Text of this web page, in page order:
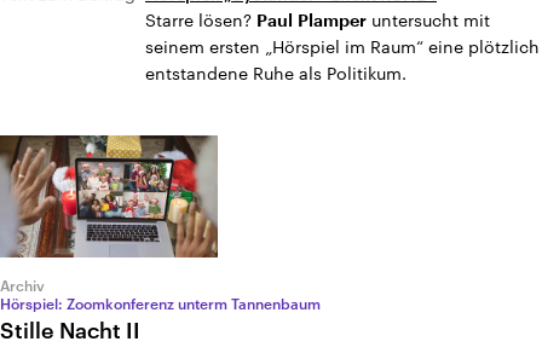
Starre lösen? Paul Plamper untersucht mit
seinem ersten „Hörspiel im Raum“ eine plötzlich
entstandene Ruhe als Politikum.
Archiv
Hörspiel: Zoomkonferenz unterm Tannenbaum
Stille Nacht II